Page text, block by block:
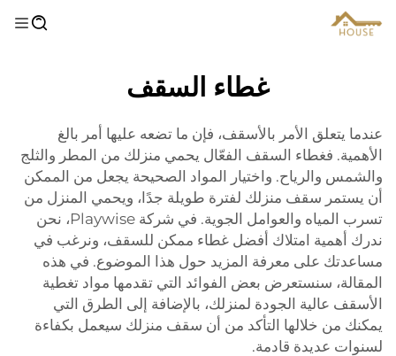
غطاء السقف
عندما يتعلق الأمر بالأسقف، فإن ما تضعه عليها أمر بالغ
الأهمية. فغطاء السقف الفعّال يحمي منزلك من المطر والثلج
والشمس والرياح. واختيار المواد الصحيحة يجعل من الممكن
أن يستمر سقف منزلك لفترة طويلة جدًا، ويحمي المنزل من
تسرب المياه والعوامل الجوية. في شركة Playwise، نحن
ندرك أهمية امتلاك أفضل غطاء ممكن للسقف، ونرغب في
مساعدتك على معرفة المزيد حول هذا الموضوع. في هذه
المقالة، سنستعرض بعض الفوائد التي تقدمها مواد تغطية
الأسقف عالية الجودة لمنزلك، بالإضافة إلى الطرق التي
يمكنك من خلالها التأكد من أن سقف منزلك سيعمل بكفاءة
لسنوات عديدة قادمة.